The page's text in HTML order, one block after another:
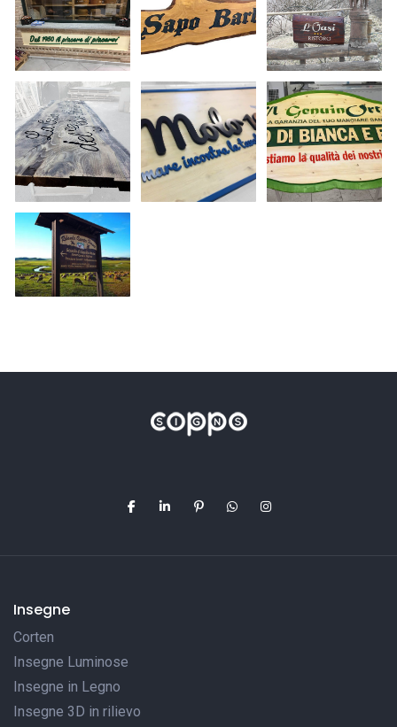
Insegne
Corten
Insegne Luminose
Insegne in Legno
Insegne 3D in rilievo